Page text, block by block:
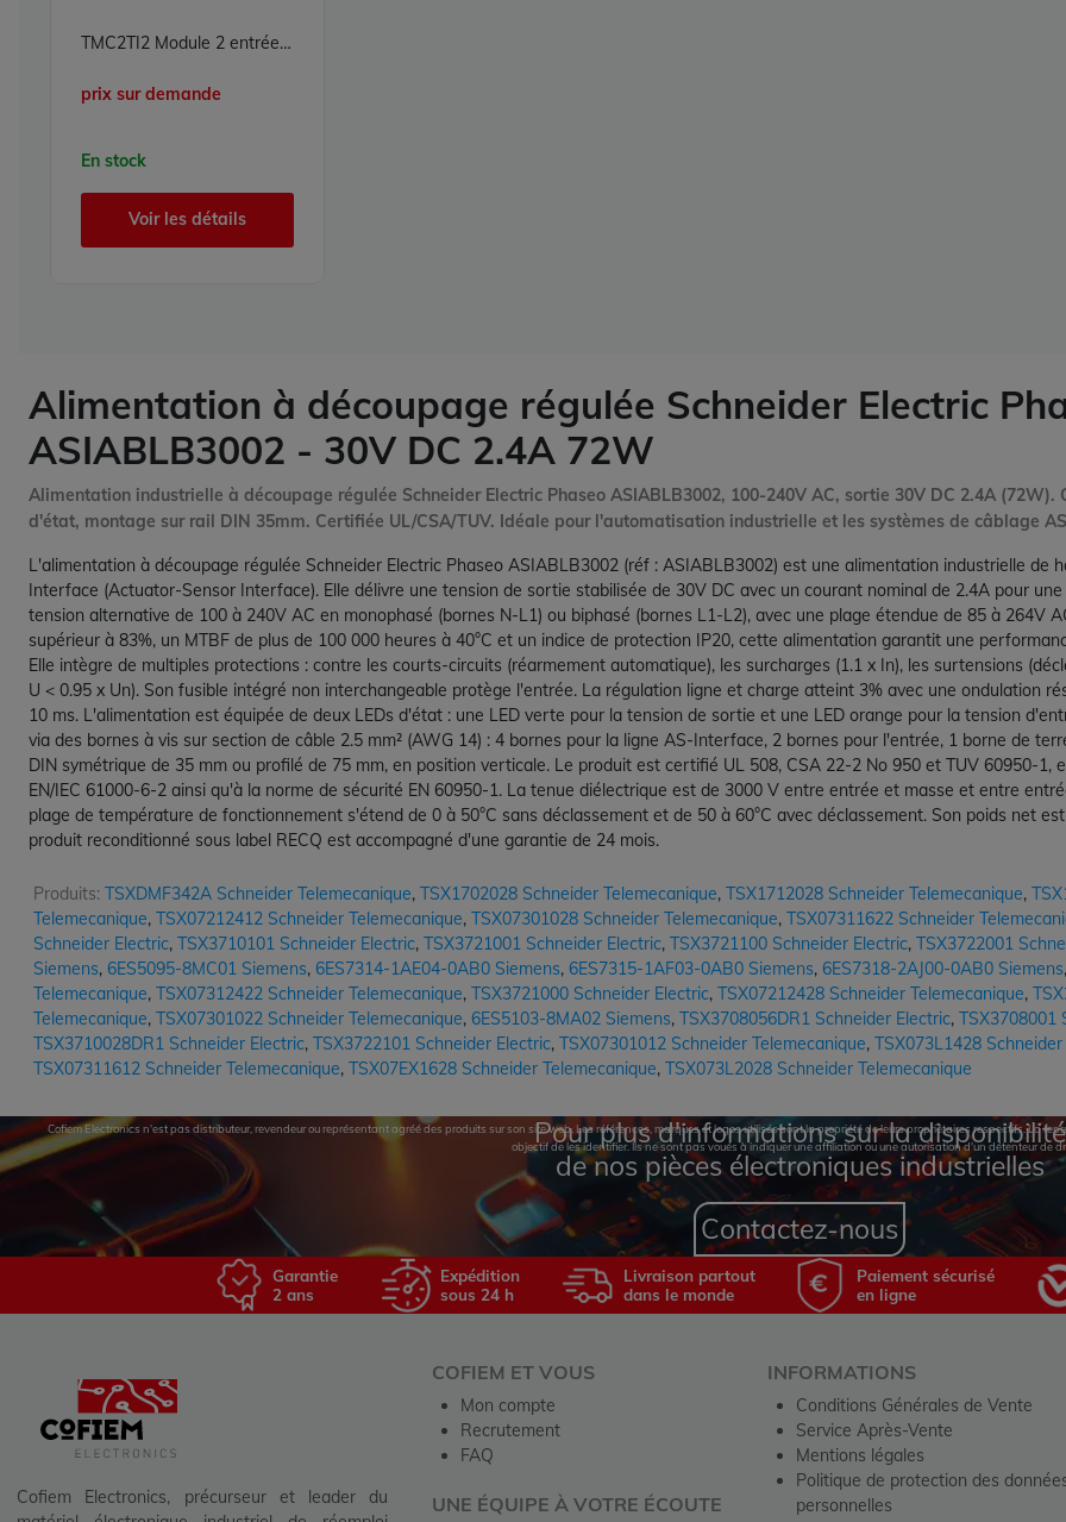
TMC2TI2 Module 2 entrées analogiques Carte 2E Modicon M221 Schneider Electric
prix sur demande
En stock
Voir les détails
Alimentation à découpage régulée Schneider Electric
ASIABLB3002 - 30V DC 2.4A 72W
Alimentation industrielle à découpage régulée Schneider Electric Phaseo ASIABLB3002, 100-240V AC, sortie 30V DC 2.4A
d'état, montage sur rail DIN 35mm. Certifiée UL/CSA/TUV. Idéale pour l'automatisation industrielle et les systèmes de câblage
L'alimentation à découpage régulée Schneider Electric Phaseo ASIABLB3002 (réf : ASIABLB3002) est une alimentation industrielle
Interface (Actuator-Sensor Interface). Elle délivre une tension de sortie stabilisée de 30V DC avec un courant nominal de 2.4A pour
tension alternative de 100 à 240V AC en monophasé (bornes N-L1) ou biphasé (bornes L1-L2), avec une plage étendue de 85 à 264V
supérieur à 83%, un MTBF de plus de 100 000 heures à 40°C et un indice de protection IP20, cette alimentation garantit une
Elle intègre de multiples protections : contre les courts-circuits (réarmement automatique), les surcharges (1.1 x In), les surtensions
U < 0.95 x Un). Son fusible intégré non interchangeable protège l'entrée. La régulation ligne et charge atteint 3% avec une ondulation
10 ms. L'alimentation est équipée de deux LEDs d'état : une LED verte pour la tension de sortie et une LED orange pour la tension
via des bornes à vis sur section de câble 2.5 mm² (AWG 14) : 4 bornes pour la ligne AS-Interface, 2 bornes pour l'entrée, 1 borne de
DIN symétrique de 35 mm ou profilé de 75 mm, en position verticale. Le produit est certifié UL 508, CSA 22-2 No 950 et TUV 60950-1,
EN/IEC 61000-6-2 ainsi qu'à la norme de sécurité EN 60950-1. La tenue diélectrique est de 3000 V entre entrée et masse et entre
plage de température de fonctionnement s'étend de 0 à 50°C sans déclassement et de 50 à 60°C avec déclassement. Son poids net
produit reconditionné sous label RECQ est accompagné d'une garantie de 24 mois.
Produits: TSXDMF342A Schneider Telemecanique, TSX1702028 Schneider Telemecanique, TSX1712028 Schneider Telemecanique,
Telemecanique, TSX07212412 Schneider Telemecanique, TSX07301028 Schneider Telemecanique, TSX07311622 Schneider
Schneider Electric, TSX3710101 Schneider Electric, TSX3721001 Schneider Electric, TSX3721100 Schneider Electric, TSX3722001
Siemens, 6ES5095-8MC01 Siemens, 6ES7314-1AE04-0AB0 Siemens, 6ES7315-1AF03-0AB0 Siemens, 6ES7318-2AJ00-0AB0 Siemens
Telemecanique, TSX07312422 Schneider Telemecanique, TSX3721000 Schneider Electric, TSX07212428 Schneider Telemecanique,
Telemecanique, TSX07301022 Schneider Telemecanique, 6ES5103-8MA02 Siemens, TSX3708056DR1 Schneider Electric, TSX3708001
TSX3710028DR1 Schneider Electric, TSX3722101 Schneider Electric, TSX07301012 Schneider Telemecanique, TSX073L1428
TSX07311612 Schneider Telemecanique, TSX07EX1628 Schneider Telemecanique, TSX073L2028 Schneider Telemecanique
Cofiem Electronics n'est pas distributeur, revendeur ou représentant agréé des produits sur son site web. Les références, marques et logos utilisés sont la propriété de leurs propriétaires respectifs. La
objectif de les identifier. Ils ne sont pas voués à indiquer une affiliation ou une autorisation d'un détenteur de
Pour plus d'informations sur la disponibilité
de nos pièces électroniques industrielles
Contactez-nous
Garantie
2 ans
Expédition
sous 24 h
Livraison partout
dans le monde
Paiement sécurisé
en ligne
Cofiem Electronics, précurseur et leader du
COFIEM ET VOUS
Mon compte
Recrutement
FAQ
UNE ÉQUIPE À VOTRE ÉCOUTE
INFORMATIONS
Conditions Générales de Vente
Service Après-Vente
Mentions légales
Politique de protection des
personnelles